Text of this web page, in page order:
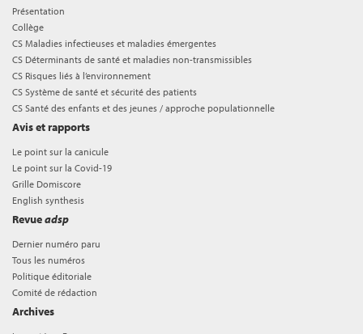
Présentation
Collège
CS Maladies infectieuses et maladies émergentes
CS Déterminants de santé et maladies non-transmissibles
CS Risques liés à l’environnement
CS Système de santé et sécurité des patients
CS Santé des enfants et des jeunes / approche populationnelle
Avis et rapports
Le point sur la canicule
Le point sur la Covid-19
Grille Domiscore
English synthesis
Revueadsp
Dernier numéro paru
Tous les numéros
Politique éditoriale
Comité de rédaction
Archives